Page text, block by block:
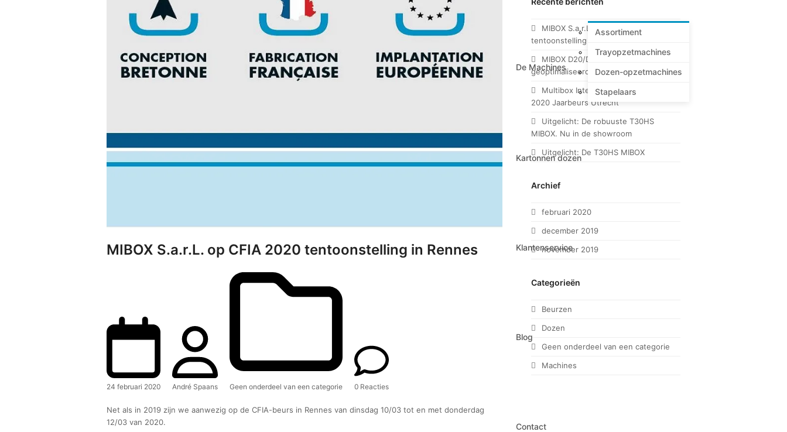
De Machines
Assortiment
Trayopzetmachines
Dozen-opzetmachines
Stapelaars
Kartonnen dozen
Klantenservice
Blog
Contact
MIBOX S.a.r.L. op CFIA 2020 tentoonstelling in Rennes
24 februari 2020 André Spaans Geen onderdeel van een categorie 0 Reacties
Net als in 2019 zijn we aanwezig op de CFIA-beurs in Rennes van dinsdag 10/03 tot en met donderdag
12/03 van 2020.
MIBOX S.a.r.L. op CFIA 2020
tentoonstelling in Rennes
MIBOX D20/D20H voor trays met
geoptimaliseerde display-opening
Multibox International op Empack
2020 Jaarbeurs Utrecht
Uitgelicht: De robuuste T30HS
MIBOX. Nu in de showroom
Uitgelicht: De T30HS MIBOX
Archief
februari 2020
december 2019
november 2019
Categorieën
Beurzen
Dozen
Geen onderdeel van een categorie
Machines